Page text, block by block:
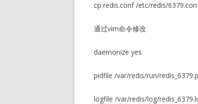
cp redis.conf /etc/redis/
通过vim命令修改
daemonize yes
pidfile /var/redis/run/
logfile /var/redis/log/